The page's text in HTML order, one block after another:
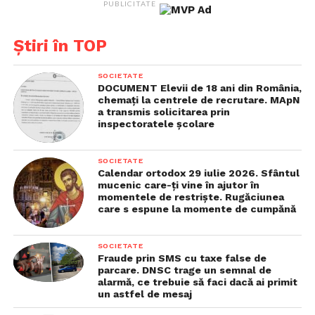
„Demnitatea – cuvântul care
trebuie să ne definească
România 2050”
Întrebat care ar trebui să fie deviza pentru România
următorilor 25 de ani, Ioan-Aurel Pop a răspuns fără
ezitare: „Cred că dacă ar fi să rezum totul la un
PUBLICITATE
Știri în TOP
SOCIETATE
DOCUMENT Elevii de 18 ani din România,
chemaţi la centrele de recrutare. MApN
a transmis solicitarea prin
inspectoratele şcolare
SOCIETATE
Calendar ortodox 29 iulie 2026. Sfântul
mucenic care-ţi vine în ajutor în
momentele de restrişte. Rugăciunea
care s espune la momente de cumpănă
SOCIETATE
Fraude prin SMS cu taxe false de
parcare. DNSC trage un semnal de
alarmă, ce trebuie să faci dacă ai primit
un astfel de mesaj